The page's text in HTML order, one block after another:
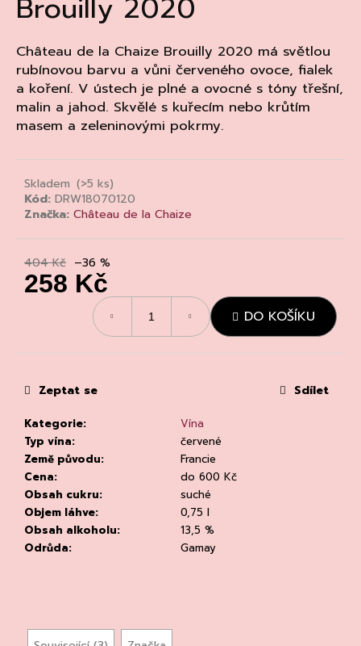
Brouilly 2020
Château de la Chaize Brouilly 2020 má světlou
rubínovou barvu a vůni červeného ovoce, fialek
a koření. V ústech je plné a ovocné s tóny třešní,
malin a jahod. Skvělé s kuřecím nebo krůtím
masem a zeleninovými pokrmy.
Skladem (>5 ks)
Kód: DRW18070120
Značka: Château de la Chaize
404 Kč –36 %
258 Kč
DO KOŠÍKU
Kategorie:
Vína
Typ vína:
červené
Země původu:
Francie
Cena:
do 600 Kč
Obsah cukru:
suché
Objem láhve:
0,75 l
Obsah alkoholu:
13,5 %
Odrůda: Gamay
Zeptat se Sdílet
a
j
í
t
?
HLEDAT
D
o
p
u
e
m
e
CLEAR